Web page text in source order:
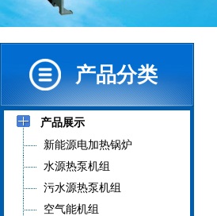
产品分类
产品展示
新能源电加热锅炉
水源热泵机组
污水源热泵机组
空气能机组